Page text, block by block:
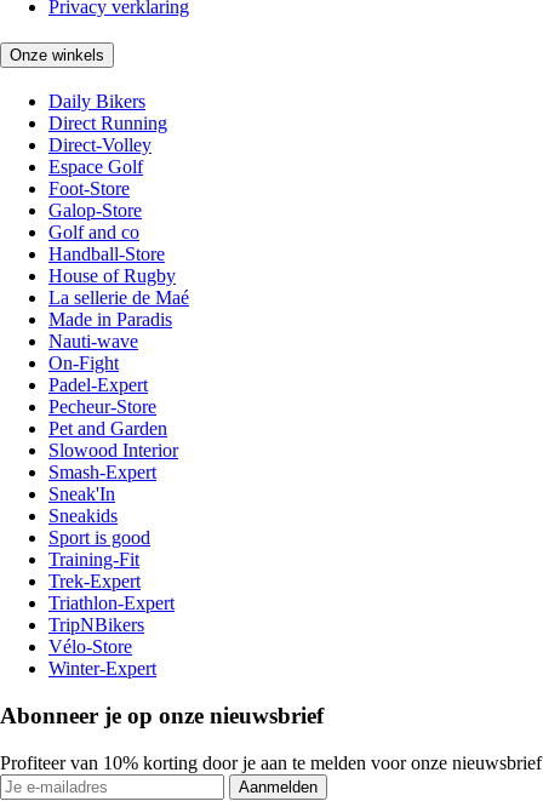
Privacy verklaring
Onze winkels
Daily Bikers
Direct Running
Direct-Volley
Espace Golf
Foot-Store
Galop-Store
Golf and co
Handball-Store
House of Rugby
La sellerie de Maé
Made in Paradis
Nauti-wave
On-Fight
Padel-Expert
Pecheur-Store
Pet and Garden
Slowood Interior
Smash-Expert
Sneak'In
Sneakids
Sport is good
Training-Fit
Trek-Expert
Triathlon-Expert
TripNBikers
Vélo-Store
Winter-Expert
Abonneer je op onze nieuwsbrief
Profiteer van 10% korting door je aan te melden voor onze nieuwsbrief
Aanmelden